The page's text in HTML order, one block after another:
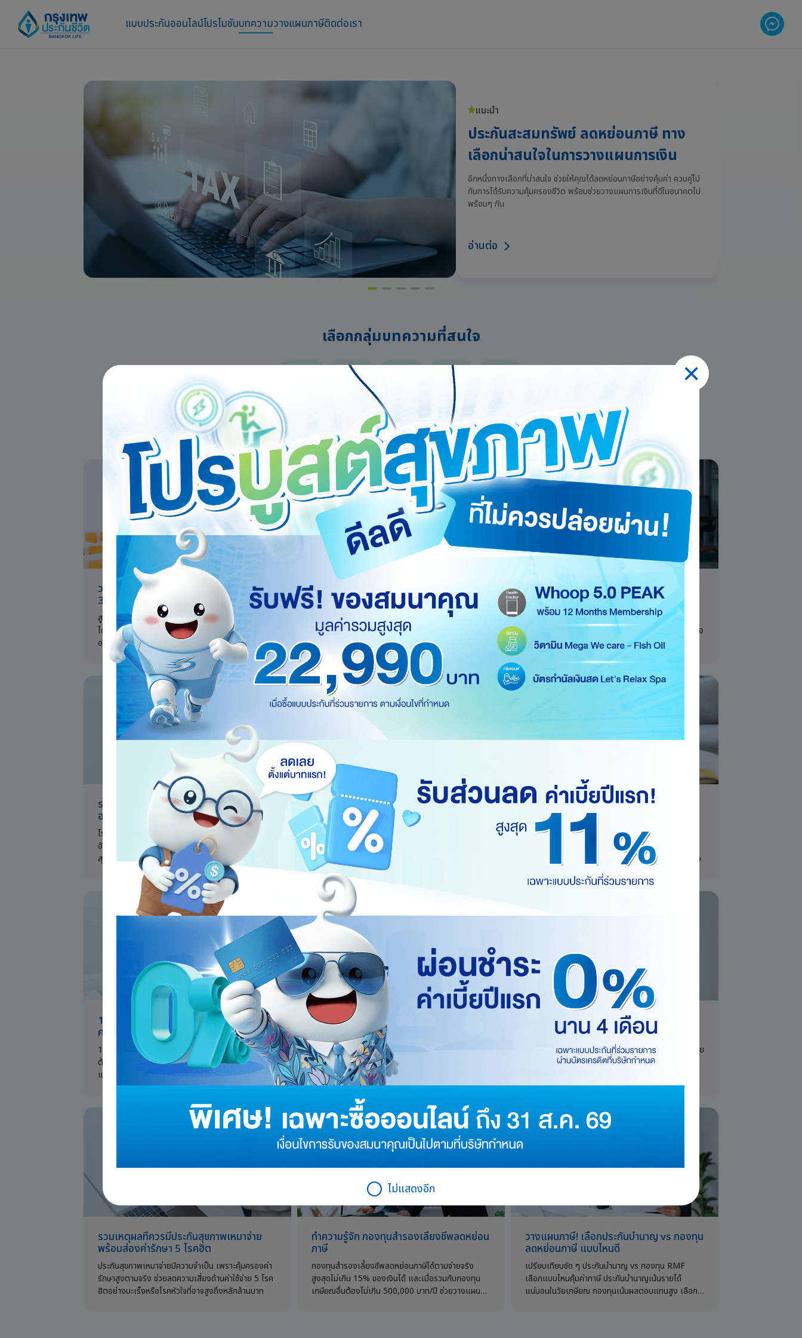
แบบประกันออนไลน์โปรโมชันบทความวางแผนภาษีติดต่อเรา
แนะนำ
ประกันสะสมทรัพย์ ลดหย่อนภาษี ทาง
เลือกน่าสนใจในการวางแผนการเงิน
อีกหนึ่งทางเลือกที่น่าสนใจ ช่วยให้คุณได้ลดหย่อนภาษีอย่างคุ้มค่า ควบคู่ไป
กับการได้รับความคุ้มครองชีวิต พร้อมช่วยวางแผนการเงินที่ดีในอนาคตไป
พร้อมๆ กัน
อ่านต่อ
เลือกกลุ่มบทความที่สนใจ
บริการ การเงิน สุขภาพ ทิปส์น่ารู้
วางแผนการเงินให้รอดด้วยวิธีออมเงิน 50-
30-20 ฉบับมนุษย์เงินเดือน
สูตรออมเงิน 50-30-20 คือ การแบ่งรายได้เป็น 3 ส่วน
ได้แก่ ค่าใช้จ่ายจำเป็น 50% รางวัลชีวิต 30% และเงิน
ออม 20% ช่วยสร้างวินัยทางการเงินให้มนุษย์เงินเดือน
เช็ก! 6 สัญญาณเตือนเส้นเลือดในสมองแตก
ที่ไม่ควรมองข้าม
เส้นเลือดในสมองแตกมีโอกาสรอดสูงหากถึงมือแพทย์
ใน 4.5 ชม. เช็ก 6 อาการเตือน BE FAST เช่น หน้าเบี้ยว
แขนอ่อนแรง พูดไม่ชัด เพื่อรักษาชีวิตทันท่วงที
5 ปัจจัยต้องรู้! วิธีเปรียบเทียบประกันสุขภาพ
ให้คุ้มค่าและตอบโจทย์
เปรียบเทียบประกันสุขภาพให้คุ้มค่าด้วย 5 ปัจจัยสำคัญ
ทั้งความคุ้มครอง ค่าเบี้ย และเครือข่ายโรงพยาบาล เพื่อ
แผนที่ตอบโจทย์ไลฟ์สไตล์และงบประมาณของคุณ
รวมโรคระบบทางเดินหายใจยอดฮิต รู้ทัน
อาการและวิธีดูแลตัวเอง
โรคระบบทางเดินหายใจยอดฮิต เช่น ไข้หวัดใหญ่ ปอด
อักเสบ หอบหืด ป้องกันได้ด้วยการสวมหน้ากากและดูแล
สุขอนามัย พร้อมวางแผนรับมือค่ารักษาด้วยประกัน
ออกกำลังกายตอนเช้า VS ตอนเย็น เวลาไหน
ดีที่สุดสำหรับร่างกายเรา
ออกกำลังกายตอนเช้าช่วยเผาผลาญไขมันดีกว่า ส่วน
ตอนเย็นเหมาะสำหรับสร้างกล้ามเนื้อและคลายเครียด
เวลาที่ดีที่สุดขึ้นอยู่กับเป้าหมายและไลฟ์สไตล์ของคุณ
รับมือภาวะเศรษฐกิจถดถอย ด้วยแผนเงิน
ออมที่มั่นคง
รับมือภาวะเศรษฐกิจถดถอยด้วย 8 วิธี เริ่มจากตรวจ
สุขภาพการเงิน ทำบัญชีรายรับรายจ่าย เก็บเงินสำรอง
ฉุกเฉิน และวางแผนทำประกันสะสมทรัพย์รับมือเงินเฟ้อ
10 เคล็ดลับดูแลสุขภาพช่วงหน้าหนาว สำหรับ
คนไม่อยากป่วยง่าย
10 เคล็ดลับดูแลสุขภาพช่วงหน้าหนาว เสริมภูมิคุ้มกัน
ต้านหวัด เน้นกินร้อน พักผ่อนเพียงพอ ช่วยให้ร่างกาย
แข็งแรงไม่ป่วยง่าย และทำประกันสุขภาพเสริมความอุ่น
อาการไข้หวัดใหญ่สายพันธุ์ A กี่วันหาย
อันตรายไหม รักษายังไง?
อาการไข้หวัดใหญ่สายพันธุ์ A มักมีไข้สูงเฉียบพลัน ปวด
เมื่อยตัว หายเองได้ใน 5-10 วัน หากรุนแรงอาจเสี่ยง
ปอดอักเสบ ควรดูแลรักษาตามอาการและป้องกันด้วย
วัคซีน
เจาะลึก! มะเร็งมีกี่ระยะ ระยะไหนอันตรายสุด
พร้อมแนวทางรักษา
มะเร็งมีกี่ระยะ? มะเร็งแบ่งเป็น 5 ระยะ คือระยะ 0-4 โดย
ระยะที่ 4 แพร่กระจายและอันตรายที่สุด แนวทางการ
รุนแรง
รวมเหตุผลที่ควรมีประกันสุขภาพเหมาจ่าย
พร้อมส่องค่ารักษา 5 โรคฮิต
ประกันสุขภาพเหมาจ่ายมีความจำเป็น เพราะคุ้มครองค่า
รักษาสูงตามจริง ช่วยลดความเสี่ยงด้านค่าใช้จ่าย 5 โรค
ฮิตอย่างมะเร็งหรือโรคหัวใจที่อาจสูงถึงหลักล้านบาท
ทำความรู้จัก กองทุนสำรองเลี้ยงชีพลดหย่อน
ภาษี
กองทุนสำรองเลี้ยงชีพลดหย่อนภาษีได้ตามจ่ายจริง
สูงสุดไม่เกิน 15% ของเงินได้ และเมื่อรวมกับกองทุน
เกษียณอื่นต้องไม่เกิน 500,000 บาท/ปี ช่วยวางแผน
วางแผนภาษี! เลือกประกันบำนาญ vs กองทุน
ลดหย่อนภาษี แบบไหนดี
เปรียบเทียบชัด ๆ ประกันบำนาญ vs กองทุน RMF
เลือกแบบไหนคุ้มค่าภาษี ประกันบำนาญเน้นรายได้
แน่นอนในวัยเกษียณ กองทุนเน้นผลตอบแทนสูง เลือก
ไม่แสดงอีก